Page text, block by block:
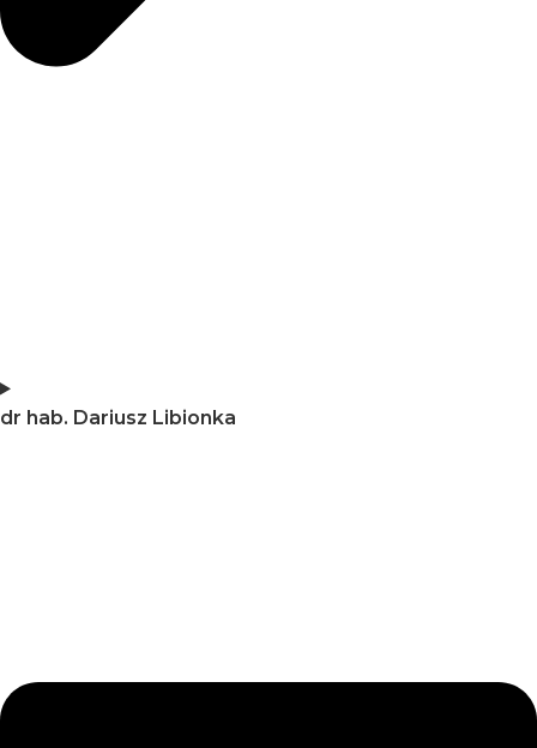
dr hab. Dariusz Libionka